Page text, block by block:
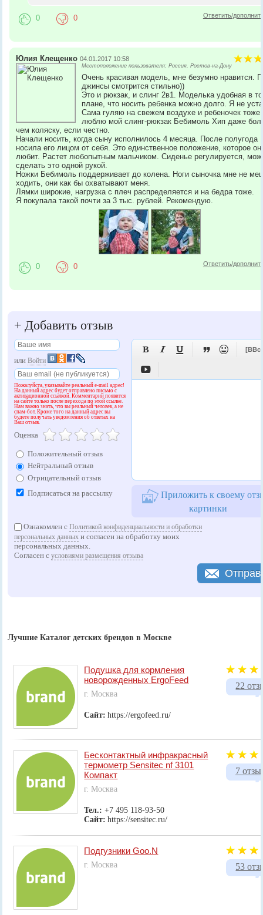
Ответить/
0 0
Юлия Клещенко 04.01.2017 10:58
Местоположение пользователя: Россия, Ростов-на-Дону
Очень красивая модель, мне безумно нравится.
джинсы смотрится стильно))
Это и рюкзак, и слинг 2в1. Моделька удобная в
плане, что носить ребенка можно долго. Я не
Сама гуляю на свежем воздухе и ребеночек
люблю мой слинг-рюкзак Бебимоль Хип даже
чем коляску, если честно.
Начали носить, когда сыну исполнилось 4 месяца. После полугода
носила его лицом от себя. Это единственное положение, которое он
любит. Растет любопытным мальчиком. Сиденье регулируется,
сделать это одной рукой.
Ножки Бебимоль поддерживает до колена. Ноги сыночка мне не
ходить, они как бы охватывают меня.
Лямки широкие, нагрузка с плеч распределяется и на бедра тоже.
Я покупала такой почти за 3 тыс. рублей. Рекомендую.
Ответить/
0 0
+ Добавить отзыв
илиВойти
Пожалуйста, указывайте реальный e-mail адрес!
На данный адрес будет отправлено письмо с
активационной ссылкой. Комментарий появится
на сайте только после перехода по этой ссылке.
Нам важно знать, что вы реальный человек, а не
спам-бот. Кроме того на данный адрес вы
будете получать уведомления об ответах на
Ваш отзыв.
Оценка
Положительный отзыв
Нейтральный отзыв
Отрицательный отзыв
Подписаться на рассылку
   


Приложить к своему
картинки
Ознакомлен сПолитикой конфиденциальности и обработки
персональных данных и согласен на обработку моих
персональных данных.
Согласен сусловиями размещения отзыва
Лучшие Каталог детских брендов в Москве
22
Подушка для кормления
новорожденных ErgoFeed
г. Москва
Сайт: https://ergofeed.ru/
7
Бесконтактный инфракрасный
термометр Sensitec nf 3101
Компакт
г. Москва
Тел.:+7 495 118-93-50
Сайт: https://sensitec.ru/
53
Подгузники Goo.N
г. Москва